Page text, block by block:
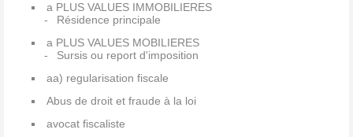
a PLUS VALUES IMMOBILIERES
Résidence principale
a PLUS VALUES MOBILIERES
Sursis ou report d'imposition
aa) regularisation fiscale
Abus de droit et fraude à la loi
avocat fiscaliste